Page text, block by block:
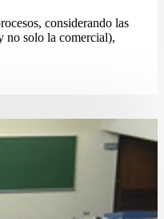
considerando las
no solo la comercial),